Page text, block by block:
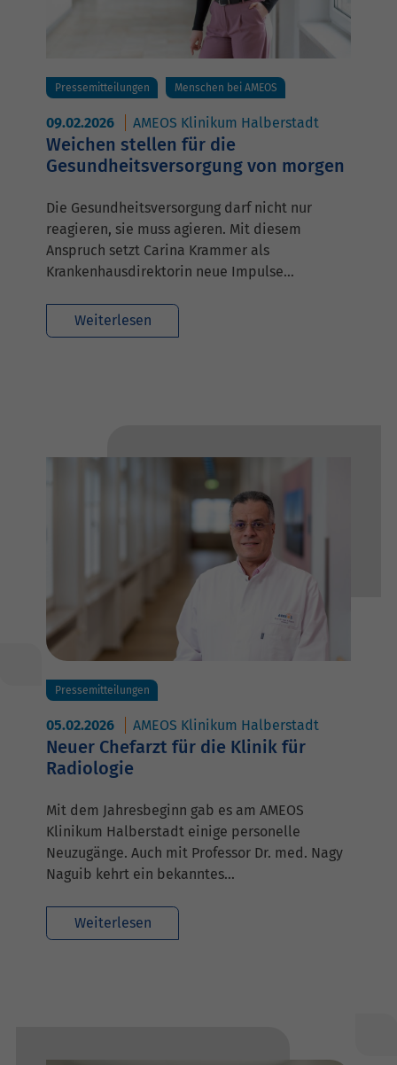
Pressemitteilungen Menschen bei AMEOS
09.02.2026 AMEOS Klinikum Halberstadt
Weichen stellen für die
Gesundheitsversorgung von morgen
Die Gesundheitsversorgung darf nicht nur
reagieren, sie muss agieren. Mit diesem
Anspruch setzt Carina Krammer als
Krankenhausdirektorin neue Impulse…
Weiterlesen
Pressemitteilungen
05.02.2026 AMEOS Klinikum Halberstadt
Neuer Chefarzt für die Klinik für
Radiologie
Mit dem Jahresbeginn gab es am AMEOS
Klinikum Halberstadt einige personelle
Neuzugänge. Auch mit Professor Dr. med. Nagy
Naguib kehrt ein bekanntes…
Weiterlesen